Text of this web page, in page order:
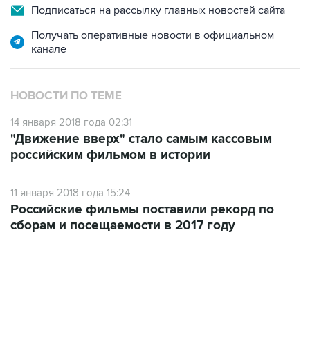
Подписаться на рассылку главных новостей сайта
Получать оперативные новости в официальном
канале
НОВОСТИ ПО ТЕМЕ
14 января 2018 года 02:31
"Движение вверх" стало самым кассовым
российским фильмом в истории
11 января 2018 года 15:24
Российские фильмы поставили рекорд по
сборам и посещаемости в 2017 году